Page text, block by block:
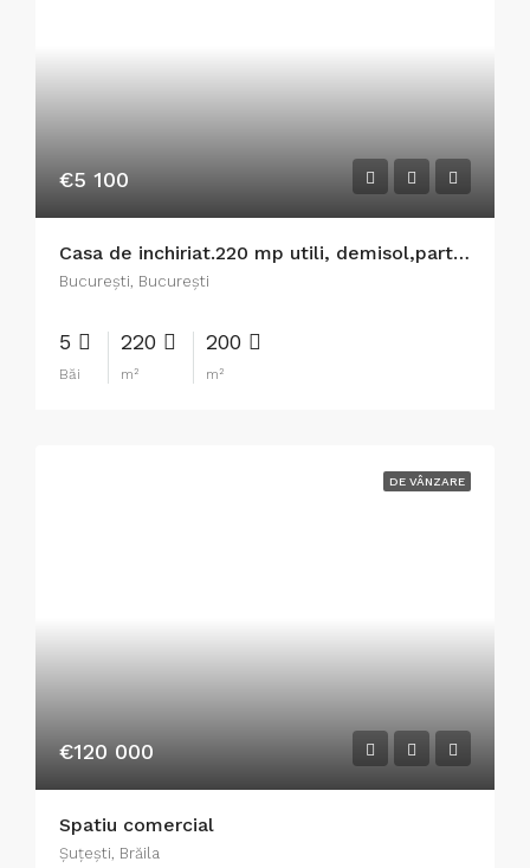
€5 100
Casa de inchiriat.220 mp utili, demisol,parter, etaj 1, mansardă, la 5 minute pe jos de statia metrou C.Brancoveanu, pe langa gardul Orășelului copiilor, panouri fotovoltaice, net.
București, București
5
Băi
220
m²
200
m²
DE VÂNZARE
€120 000
Spatiu comercial
Şuţeşti, Brăila